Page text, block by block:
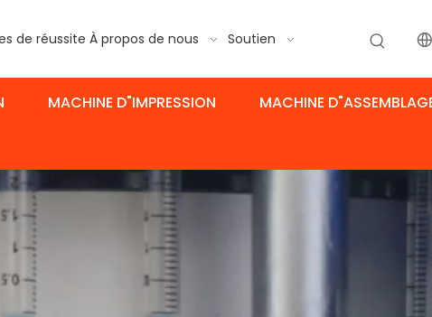
de réussite À propos de nous Soutien
MACHINE D"IMPRESSION MACHINE